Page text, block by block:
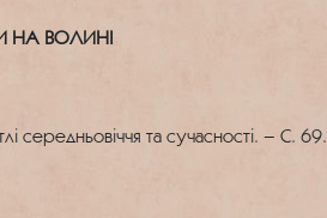
НА ВОЛИНІ
середньовіччя та сучасності. – С. 69.